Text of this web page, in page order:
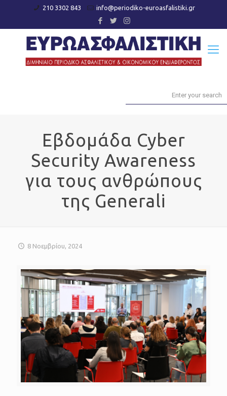
210 3302 843 info@periodiko-euroasfalistiki.gr
Εβδομάδα Cyber
Security Awareness
για τους ανθρώπους
της Generali
8 Νοεμβρίου, 2024